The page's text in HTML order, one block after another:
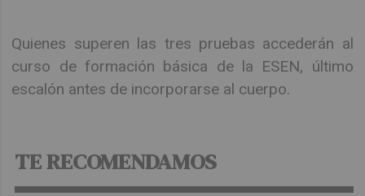
Quienes superen las tres pruebas accederán al
curso de formación básica de la ESEN, último
escalón antes de incorporarse al cuerpo.
TE RECOMENDAMOS